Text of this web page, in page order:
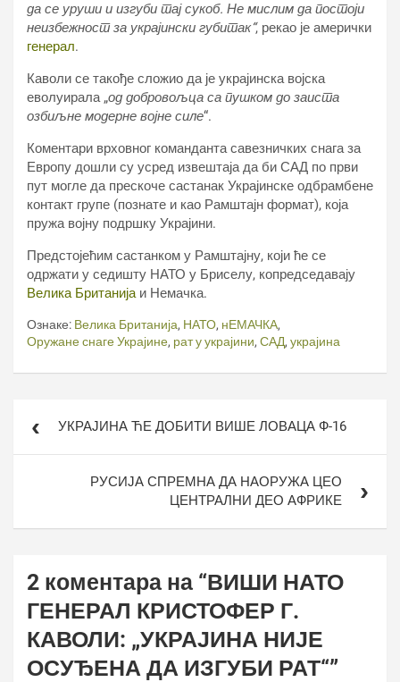
да се уруши и изгуби тај сукоб. Не мислим да постоји
неизбежност за украјински губитак“, рекао је амерички
генерал.
Каволи се такође сложио да је украјинска војска
еволуирала „од добровољца са пушком до заиста
озбиљне модерне војне силе“.
Коментари врховног команданта савезничких снага за
Европу дошли су усред извештаја да би САД по први
пут могле да прескоче састанак Украјинске одбрамбене
контакт групе (познате и као Рамштајн формат), која
пружа војну подршку Украјини.
Предстојећим састанком у Рамштајну, који ће се
одржати у седишту НАТО у Бриселу, копредседавају
Велика Британијаи Немачка.
Ознаке: Велика Британија, НАТО, нЕМАЧКА,
Оружане снаге Украјине, рат у украјини, САД, украјина
чланкаУКРАЈИНА ЋЕ ДОБИТИ ВИШЕ ЛОВАЦА Ф-16
РУСИЈА СПРЕМНА ДА НАОРУЖА ЦЕО
ЦЕНТРАЛНИ ДЕО АФРИКЕ
2 коментара на “ВИШИ НАТО
ГЕНЕРАЛ КРИСТОФЕР Г.
КАВОЛИ: „УКРАЈИНА НИЈЕ
ОСУЂЕНА ДА ИЗГУБИ РАТ“”